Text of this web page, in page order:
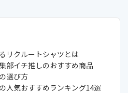
リクルートシャツとは
部イチ推しのおすすめ商品
選び方
人気おすすめランキング14選